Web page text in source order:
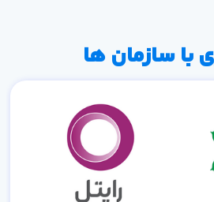
با سازمان ها